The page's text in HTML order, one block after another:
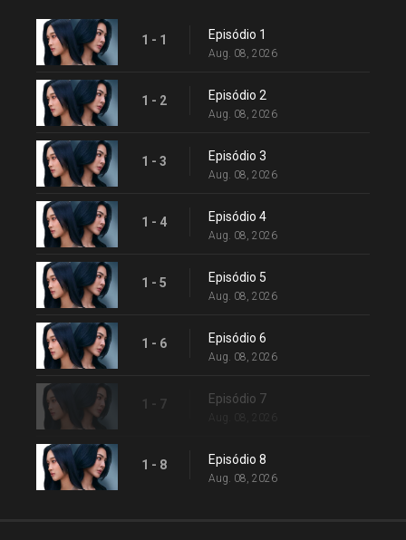
1 - 1 Episódio 1
Aug. 08, 2026
1 - 2 Episódio 2
Aug. 08, 2026
1 - 3 Episódio 3
Aug. 08, 2026
1 - 4 Episódio 4
Aug. 08, 2026
1 - 5 Episódio 5
Aug. 08, 2026
1 - 6 Episódio 6
Aug. 08, 2026
1 - 7 Episódio 7
1 - 8 Episódio 8
Aug. 08, 2026